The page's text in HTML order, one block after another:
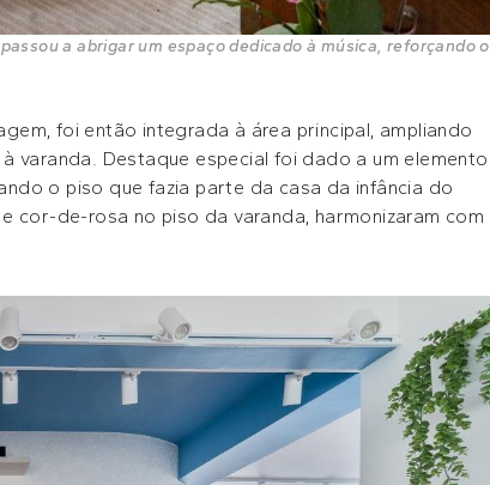
a abrigar um espaço dedicado à música, reforçando o
foi então integrada à área principal, ampliando
varanda. Destaque especial foi dado a um elemento
o piso que fazia parte da casa da infância do
cor-de-rosa no piso da varanda, harmonizaram com